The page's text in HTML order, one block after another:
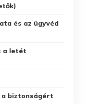
és az ügyvéd
a letét
a biztonságért